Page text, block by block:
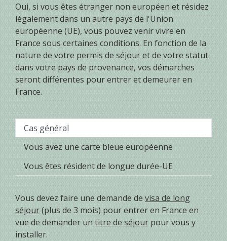
Oui, si vous êtes étranger non européen et résidez
légalement dans un autre pays de l'Union
européenne (UE), vous pouvez venir vivre en
France sous certaines conditions. En fonction de la
nature de votre permis de séjour et de votre statut
dans votre pays de provenance, vos démarches
seront différentes pour entrer et demeurer en
France.
Cas général
Vous avez une carte bleue européenne
Vous êtes résident de longue durée-UE
Vous devez faire une demande de visa de long
séjour(plus de 3 mois) pour entrer en France en
vue de demander un titre de séjour pour vous y
installer.